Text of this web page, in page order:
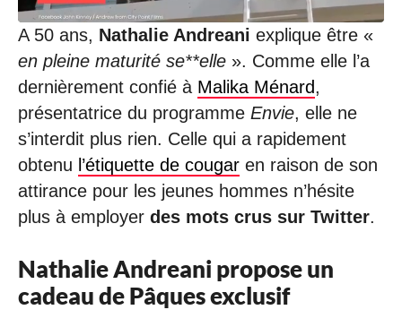
A 50 ans, Nathalie Andreani explique être «
en pleine maturité se**elle ». Comme elle l’a
dernièrement confié à Malika Ménard,
présentatrice du programme Envie, elle ne
s’interdit plus rien. Celle qui a rapidement
obtenu l’étiquette de cougar en raison de son
attirance pour les jeunes hommes n’hésite
plus à employer des mots crus sur Twitter.
Nathalie Andreani propose un
cadeau de Pâques exclusif